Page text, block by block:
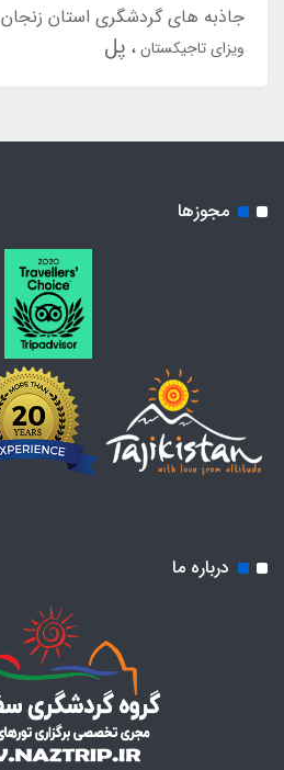
جاذبه های گردشگری استان زنجان
ویزای تاجیکستان
پل
مجوزها
درباره ما